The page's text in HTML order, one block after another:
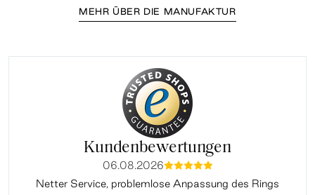
MEHR ÜBER DIE MANUFAKTUR
Kundenbewertungen
06.08.2026mmmmm
Netter Service, problemlose Anpassung des Rings